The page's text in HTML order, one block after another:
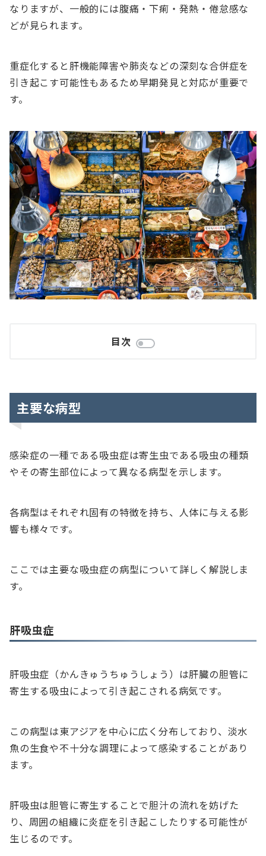
なりますが、一般的には腹痛・下痢・発熱・倦怠感な
どが見られます。
重症化すると肝機能障害や肺炎などの深刻な合併症を
引き起こす可能性もあるため早期発見と対応が重要で
す。
目次
主要な病型
感染症の一種である吸虫症は寄生虫である吸虫の種類
やその寄生部位によって異なる病型を示します。
各病型はそれぞれ固有の特徴を持ち、人体に与える影
響も様々です。
ここでは主要な吸虫症の病型について詳しく解説しま
す。
肝吸虫症
肝吸虫症（かんきゅうちゅうしょう）は肝臓の胆管に
寄生する吸虫によって引き起こされる病気です。
この病型は東アジアを中心に広く分布しており、淡水
魚の生食や不十分な調理によって感染することがあり
ます。
肝吸虫は胆管に寄生することで胆汁の流れを妨げた
り、周囲の組織に炎症を引き起こしたりする可能性が
生じるのです。